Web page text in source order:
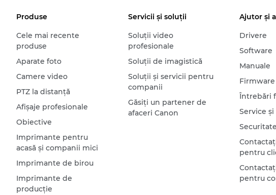
Produse
Cele mai recente
produse
Aparate foto
Camere video
PTZ la distanţă
Afişaje profesionale
Obiective
Imprimante pentru
acasă şi companii mici
Imprimante de birou
Imprimante de
producţie
Servicii şi soluţii
Soluţii video
profesionale
Soluţii de imagistică
Soluţii şi servicii pentru
companii
Găsiţi un partener de
afaceri Canon
Ajutor şi
Drivere
Software
Manuale
Firmware
Întrebări
Service
pentru
pentru